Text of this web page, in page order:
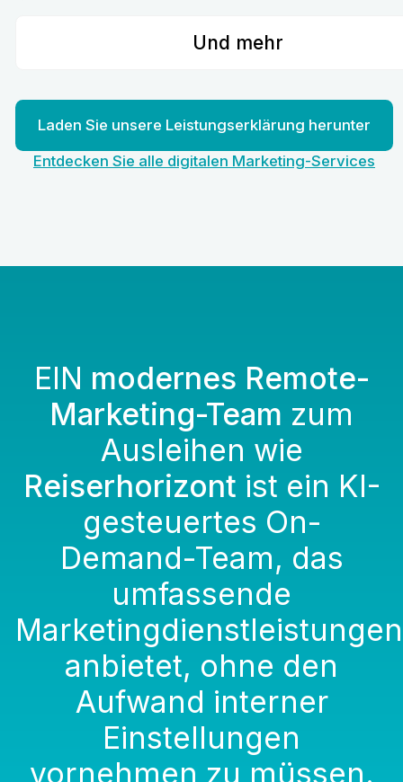
Und mehr
Laden Sie unsere Leistungserklärung herunter
Entdecken Sie alle digitalen Marketing-Services
EIN modernes Remote-
Marketing-Team zum
Ausleihen wie
Reiserhorizont ist ein KI-
gesteuertes On-
Demand-Team, das
umfassende
Marketingdienstleistungen
anbietet, ohne den
Aufwand interner
Einstellungen
vornehmen zu müssen.